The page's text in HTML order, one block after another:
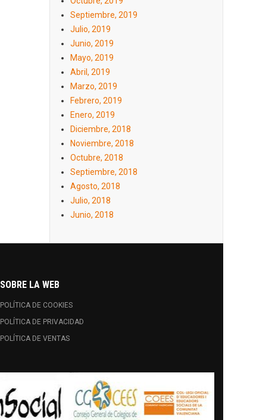
Septiembre, 2019
Julio, 2019
Junio, 2019
Mayo, 2019
Abril, 2019
Marzo, 2019
Febrero, 2019
Enero, 2019
Diciembre, 2018
Noviembre, 2018
Octubre, 2018
Septiembre, 2018
Agosto, 2018
Julio, 2018
Junio, 2018
SOBRE LA WEB
POLÍTICA DE COOKIES
POLÍTICA DE PRIVACIDAD
POLÍTICA DE VENTAS